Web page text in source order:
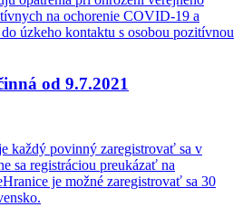
na ochorenie COVID-19 a
úzkeho kontaktu s osobou pozitívnou
od 9.7.2021
každý povinný zaregistrovať sa v
sa registráciou preukázať na
je možné zaregistrovať sa 30